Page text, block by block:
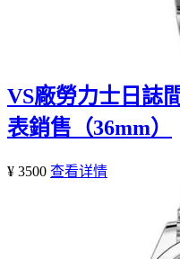
VS廠勞力士日誌
表銷售（36mm）
¥ 3500 查看详情